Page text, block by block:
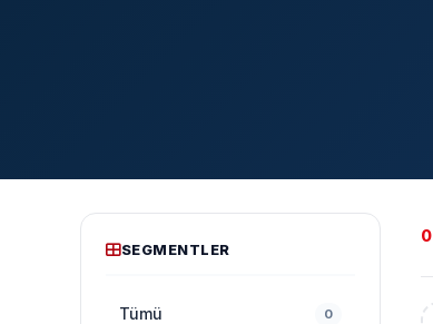
SEGMENTLER
Tümü 0
0